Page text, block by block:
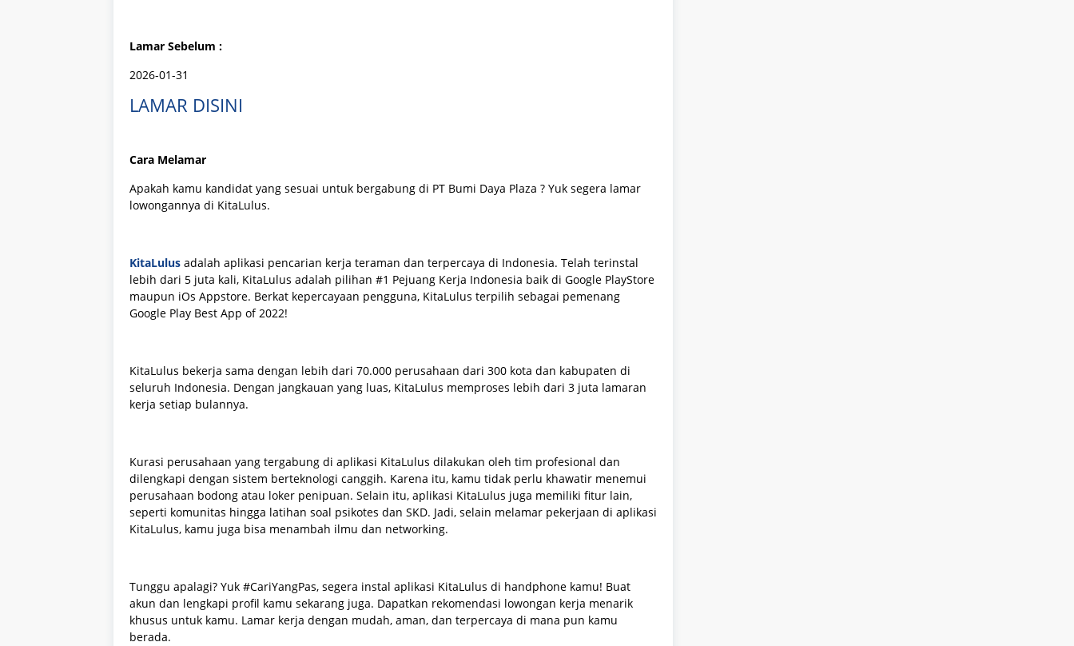
Lamar Sebelum :
2026-01-31
LAMAR DISINI
Cara Melamar
Apakah kamu kandidat yang sesuai untuk bergabung di PT Bumi Daya Plaza ? Yuk segera lamar
lowongannya di KitaLulus.
KitaLulus adalah aplikasi pencarian kerja teraman dan terpercaya di Indonesia. Telah terinstal
lebih dari 5 juta kali, KitaLulus adalah pilihan #1 Pejuang Kerja Indonesia baik di Google PlayStore
maupun iOs Appstore. Berkat kepercayaan pengguna, KitaLulus terpilih sebagai pemenang
Google Play Best App of 2022!
KitaLulus bekerja sama dengan lebih dari 70.000 perusahaan dari 300 kota dan kabupaten di
seluruh Indonesia. Dengan jangkauan yang luas, KitaLulus memproses lebih dari 3 juta lamaran
kerja setiap bulannya.
Kurasi perusahaan yang tergabung di aplikasi KitaLulus dilakukan oleh tim profesional dan
dilengkapi dengan sistem berteknologi canggih. Karena itu, kamu tidak perlu khawatir menemui
perusahaan bodong atau loker penipuan. Selain itu, aplikasi KitaLulus juga memiliki fitur lain,
seperti komunitas hingga latihan soal psikotes dan SKD. Jadi, selain melamar pekerjaan di aplikasi
KitaLulus, kamu juga bisa menambah ilmu dan networking.
Tunggu apalagi? Yuk #CariYangPas, segera instal aplikasi KitaLulus di handphone kamu! Buat
akun dan lengkapi profil kamu sekarang juga. Dapatkan rekomendasi lowongan kerja menarik
khusus untuk kamu. Lamar kerja dengan mudah, aman, dan terpercaya di mana pun kamu
berada.